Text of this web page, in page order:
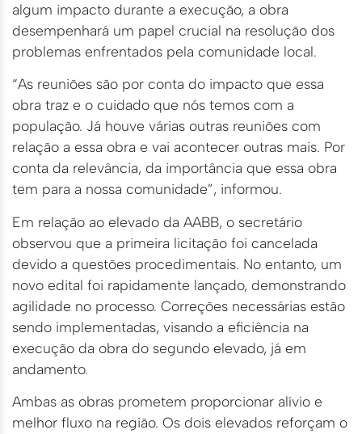
algum impacto durante a execução, a obra
desempenhará um papel crucial na resolução dos
problemas enfrentados pela comunidade local.
“As reuniões são por conta do impacto que essa
obra traz e o cuidado que nós temos com a
população. Já houve várias outras reuniões com
relação a essa obra e vai acontecer outras mais. Por
conta da relevância, da importância que essa obra
tem para a nossa comunidade”, informou.
Em relação ao elevado da AABB, o secretário
observou que a primeira licitação foi cancelada
devido a questões procedimentais. No entanto, um
novo edital foi rapidamente lançado, demonstrando
agilidade no processo. Correções necessárias estão
sendo implementadas, visando a eficiência na
execução da obra do segundo elevado, já em
andamento.
Ambas as obras prometem proporcionar alívio e
melhor fluxo na região. Os dois elevados reforçam o